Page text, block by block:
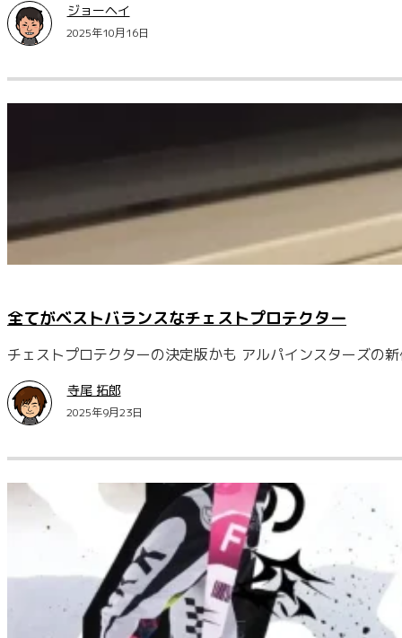
ジョーヘイ
2025年10月16日
全てがベストバランスなチェストプロテクター
チェストプロテクターの決定版かも アルパインスターズの
寺尾 拓郎
2025年9月23日